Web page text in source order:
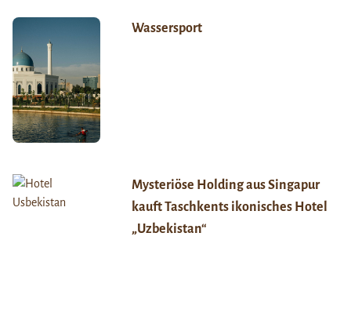
Wassersport
Mysteriöse Holding aus Singapur
kauft Taschkents ikonisches Hotel
„Uzbekistan“